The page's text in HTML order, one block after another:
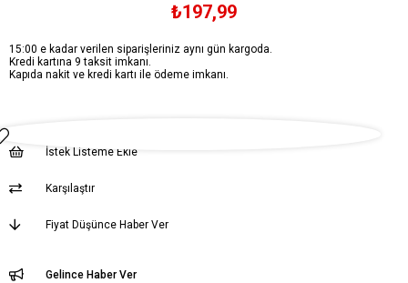
₺197,99
15:00 e kadar verilen siparişleriniz aynı gün kargoda.
Kredi kartına 9 taksit imkanı.
Kapıda nakit ve kredi kartı ile ödeme imkanı.
İstek Listeme Ekle
Karşılaştır
Fiyat Düşünce Haber Ver
Gelince Haber Ver